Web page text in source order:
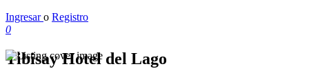
Ingresaro Registro
0
Tibisay Hotel del Lago